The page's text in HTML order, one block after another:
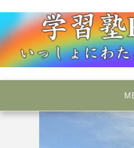
to
content
学習塾